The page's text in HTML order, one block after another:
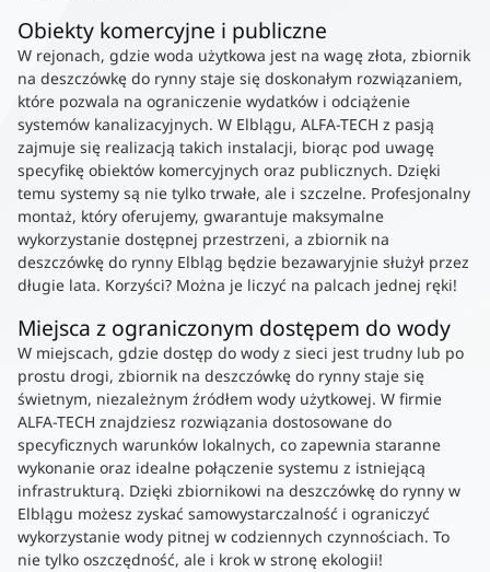
Obiekty komercyjne i publiczne
W rejonach, gdzie woda użytkowa jest na wagę złota, zbiornik
na deszczówkę do rynny staje się doskonałym rozwiązaniem,
które pozwala na ograniczenie wydatków i odciążenie
systemów kanalizacyjnych. W Elblągu, ALFA-TECH z pasją
zajmuje się realizacją takich instalacji, biorąc pod uwagę
specyfikę obiektów komercyjnych oraz publicznych. Dzięki
temu systemy są nie tylko trwałe, ale i szczelne. Profesjonalny
montaż, który oferujemy, gwarantuje maksymalne
wykorzystanie dostępnej przestrzeni, a zbiornik na
deszczówkę do rynny Elbląg będzie bezawaryjnie służył przez
długie lata. Korzyści? Można je liczyć na palcach jednej ręki!
Miejsca z ograniczonym dostępem do wody
W miejscach, gdzie dostęp do wody z sieci jest trudny lub po
prostu drogi, zbiornik na deszczówkę do rynny staje się
świetnym, niezależnym źródłem wody użytkowej. W firmie
ALFA-TECH znajdziesz rozwiązania dostosowane do
specyficznych warunków lokalnych, co zapewnia staranne
wykonanie oraz idealne połączenie systemu z istniejącą
infrastrukturą. Dzięki zbiornikowi na deszczówkę do rynny w
Elblągu możesz zyskać samowystarczalność i ograniczyć
wykorzystanie wody pitnej w codziennych czynnościach. To
nie tylko oszczędność, ale i krok w stronę ekologii!